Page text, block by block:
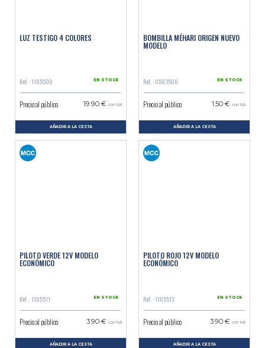
LUZ TESTIGO 4 COLORES
Ref. : 1105500 EN STOCK
Precio al público 19.90 € con IVA
AÑADIR A LA CESTA
BOMBILLA MÉHARI ORIGEN NUEVO
MODELO
Ref. : 0503500 EN STOCK
Precio al público 1.50 € con IVA
AÑADIR A LA CESTA
PILOTO VERDE 12V MODELO
ECONÓMICO
Ref. : 1105511 EN STOCK
Precio al público 3.90 € con IVA
AÑADIR A LA CESTA
PILOTO ROJO 12V MODELO
ECONÓMICO
Ref. : 1105512 EN STOCK
Precio al público 3.90 € con IVA
AÑADIR A LA CESTA